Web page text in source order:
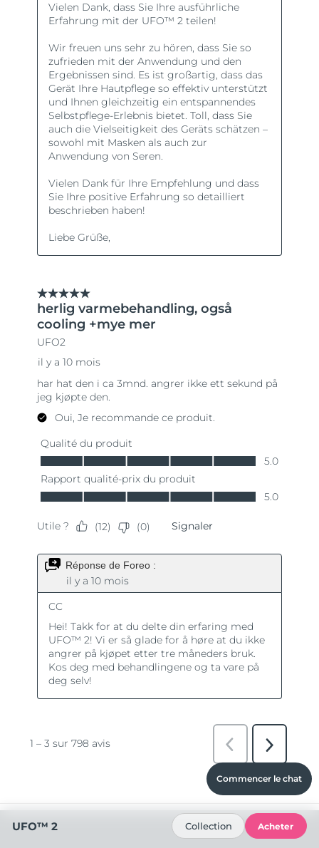
Commencer le chat
UFO™ 2 Collection Acheter